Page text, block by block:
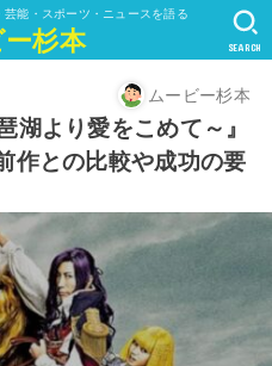
能・スポーツ・ニュースを語る
杉本 SEARCH
ムービー杉本
湖より愛をこめて～』
作との比較や成功の要